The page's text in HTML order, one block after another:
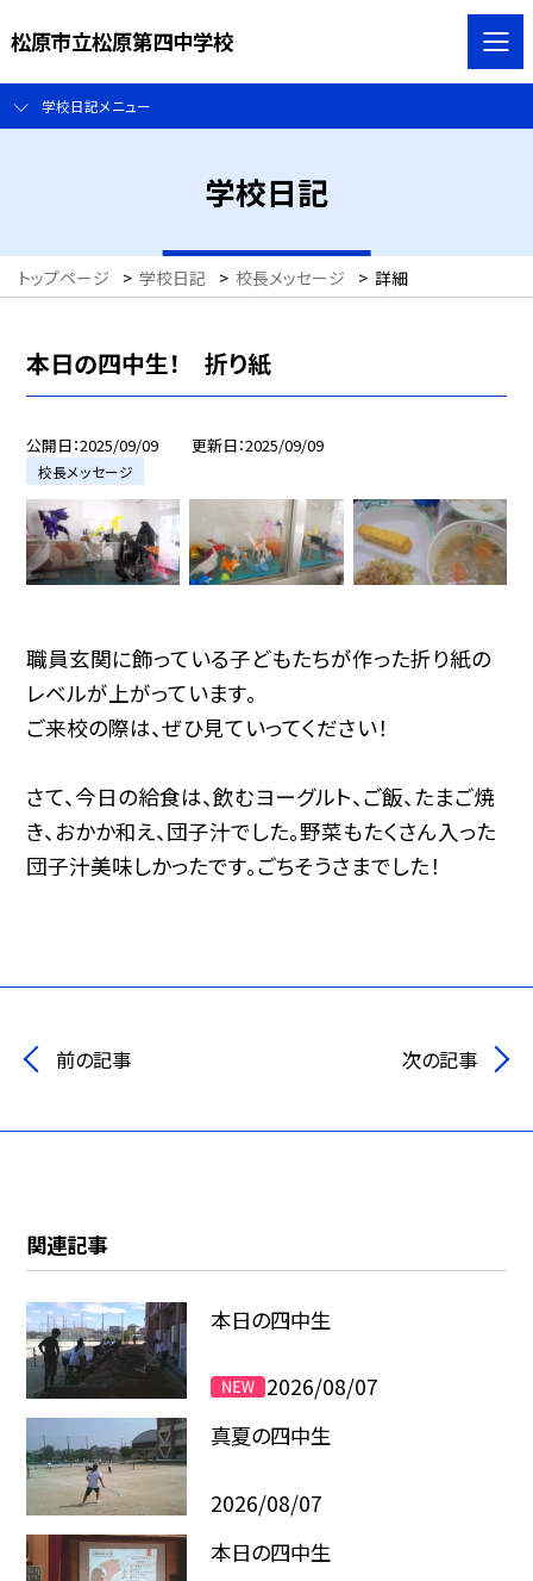
松原市立松原第四中学校
学校日記メニュー
学校日記
トップページ > 学校日記 > 校長メッセージ > 詳細
本日の四中生！ 折り紙
公開日 2025/09/09 更新日 2025/09/09
校長メッセージ
職員玄関に飾っている子どもたちが作った折り紙の
レベルが上がっています。
ご来校の際は、ぜひ見ていってください！
さて、今日の給食は、飲むヨーグルト、ご飯、たまご焼
き、おかか和え、団子汁でした。野菜もたくさん入った
団子汁美味しかったです。ごちそうさまでした！
前の記事 次の記事
関連記事
本日の四中生
2026/08/07
真夏の四中生
2026/08/07
本日の四中生